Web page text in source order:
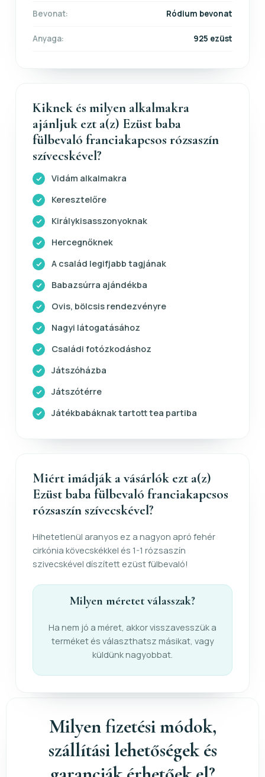
Bevonat: Ródium bevonat
Anyaga: 925 ezüst
Kiknek és milyen alkalmakra
ajánljuk ezt a(z) Ezüst baba
fülbevaló franciakapcsos rózsaszín
szívecskével?
Vidám alkalmakra
Keresztelőre
Királykisasszonyoknak
Hercegnőknek
A család legifjabb tagjának
Babazsúrra ajándékba
Ovis, bölcsis rendezvényre
Nagyi látogatásához
Családi fotózkodáshoz
Játszóházba
Játszótérre
Játékbabáknak tartott tea partiba
Miért imádják a vásárlók ezt a(z)
Ezüst baba fülbevaló franciakapcsos
rózsaszín szívecskével?
Hihetetlenül aranyos ez a nagyon apró fehér
cirkónia kövecskékkel és 1-1 rózsaszín
szivecskével díszített ezüst fülbevaló!
Milyen méretet válasszak?
Ha nem jó a méret, akkor visszavesszük a
terméket és választhatsz másikat, vagy
küldünk nagyobbat.
Milyen fizetési módok,
szállítási lehetőségek és